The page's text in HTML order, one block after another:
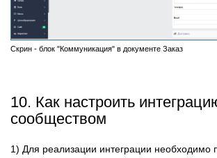
Скрин - блок "Коммуникация" в документе Заказ
10. Как настроить
сообществом
1) Для реализации интеграции необходимо